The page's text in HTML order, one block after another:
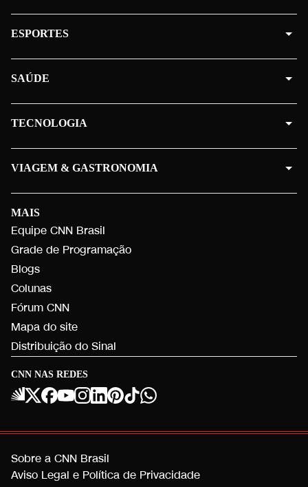
CNN NAS REDES
MAIS
Equipe CNN Brasil
Grade de Programação
Blogs
Colunas
Fórum CNN
Mapa do site
Distribuição do Sinal
ESPORTES
SAÚDE
TECNOLOGIA
VIAGEM & GASTRONOMIA
Sobre a CNN Brasil
Aviso Legal e Política de Privacidade